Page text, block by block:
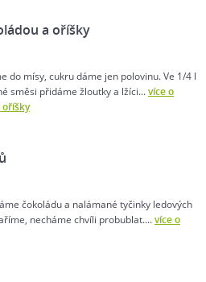
a oříšky
do mísy, cukru dáme jen polovinu. Ve 1/4 l
směsi přidáme žloutky a lžíci...více o
oříšky
čokoládu a nalámané tyčinky ledových
necháme chvíli probublat....více o